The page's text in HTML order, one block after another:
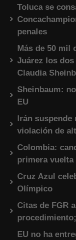
Toluca se
penales
Más de 50 mil
Juárez los
Claudia
Sheinbaum:
EU
Irán
violación de
Colombia:
primera vuelta
Cruz Azul
Olímpico
Citas de FGR
EU no ha